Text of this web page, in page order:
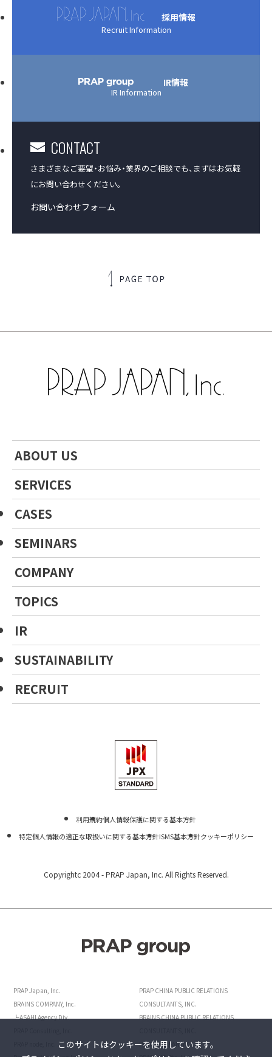
採用情報
Recruit Information
IR情報
IR Information
CONTACT
さまざまなご要望・お悩み・業界のご相談でも、 まずはお気軽
にお問い合わせください。
お問い合わせフォーム
ABOUT US
SERVICES
CASES
SEMINARS
COMPANY
TOPICS
IR
SUSTAINABILITY
RECRUIT
利用規約個人情報保護に関する基本方針
特定個人情報の適正な取扱いに関する基本方針ISMS基本方針クッキーポリシー
Copyrightc 2004 -PRAP Japan, Inc. All Rights Reserved.
このサイトはクッキーを使用しています。
PRAP Japan, Inc.
BRAINS COMPANY, Inc.
┗ASAHI Agency Div.
PRAP CHINA PUBLIC RELATIONS
CONSULTANTS, INC.
BRAINS CHINA PUBLIC RELATIONS
POINTS JAPAN INC.